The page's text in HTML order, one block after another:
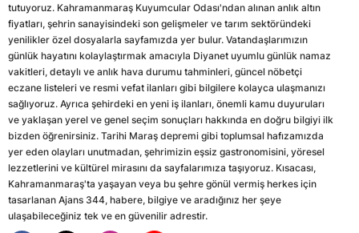
tutuyoruz. Kahramanmaraş Kuyumcular Odası'ndan alınan anlık altın
fiyatları, şehrin sanayisindeki son gelişmeler ve tarım sektöründeki
yenilikler özel dosyalarla sayfamızda yer bulur. Vatandaşlarımızın
günlük hayatını kolaylaştırmak amacıyla Diyanet uyumlu günlük namaz
vakitleri, detaylı ve anlık hava durumu tahminleri, güncel nöbetçi
eczane listeleri ve resmi vefat ilanları gibi bilgilere kolayca ulaşmanızı
sağlıyoruz. Ayrıca şehirdeki en yeni iş ilanları, önemli kamu duyuruları
ve yaklaşan yerel ve genel seçim sonuçları hakkında en doğru bilgiyi ilk
bizden öğrenirsiniz. Tarihi Maraş depremi gibi toplumsal hafızamızda
yer eden olayları unutmadan, şehrimizin eşsiz gastronomisini, yöresel
lezzetlerini ve kültürel mirasını da sayfalarımıza taşıyoruz. Kısacası,
Kahramanmaraş'ta yaşayan veya bu şehre gönül vermiş herkes için
tasarlanan Ajans 344, habere, bilgiye ve aradığınız her şeye
ulaşabileceğiniz tek ve en güvenilir adrestir.